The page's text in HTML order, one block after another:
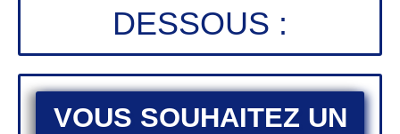
DESSOUS :
VOUS SOUHAITEZ UN